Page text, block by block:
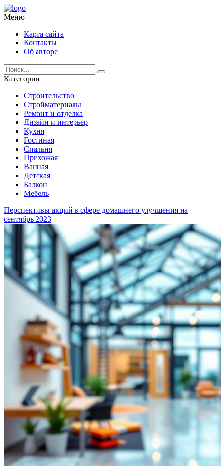
Меню
Карта сайта
Контакты
Об авторе
Категории
Строительство
Стройматериалы
Ремонт и отделка
Дизайн и интерьер
Кухня
Гостиная
Спальня
Прихожая
Ванная
Детская
Балкон
Мебель
Перспективы акций в сфере домашнего улучшения на
сентябрь 2023